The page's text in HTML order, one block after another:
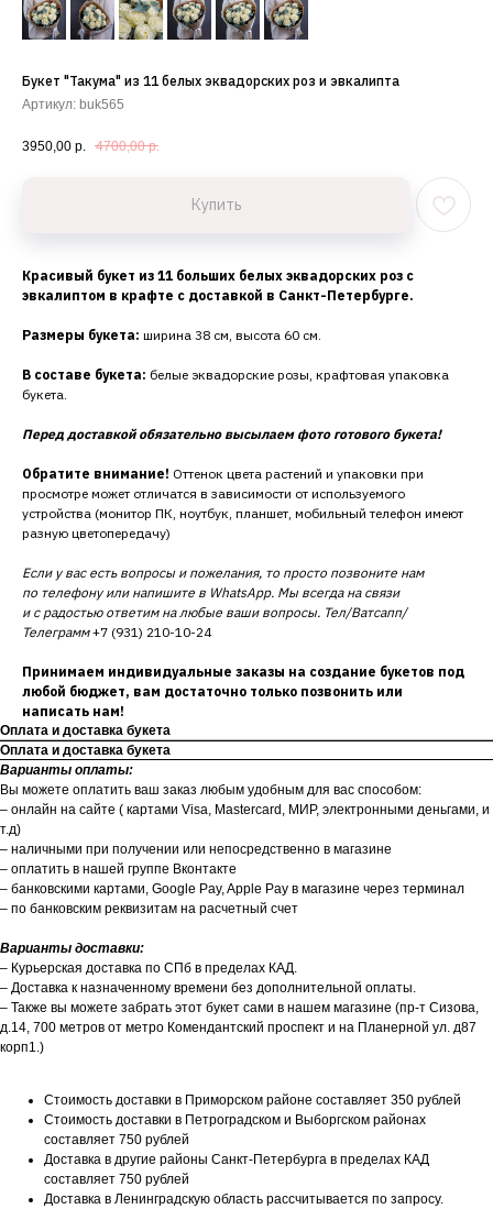
Букет "Такума" из 11 белых эквадорских роз и эвкалипта
Артикул: buk565
3950,00 р. 4700,00 р.
Купить
Красивый букет из 11 больших белых эквадорских роз с
эвкалиптом в крафте с доставкой в Санкт-Петербурге.
Размеры букета: ширина 38 см, высота 60 см.
В составе букета: белые эквадорские розы, крафтовая упаковка
букета.
Перед доставкой обязательно высылаем фото готового букета!
Обратите внимание! Оттенок цвета растений и упаковки при
просмотре может отличатся в зависимости от используемого
устройства (монитор ПК, ноутбук, планшет, мобильный телефон имеют
разную цветопередачу)
Если у вас есть вопросы и пожелания, то просто позвоните нам
по телефону или напишите в WhatsApp. Мы всегда на связи
и с радостью ответим на любые ваши вопросы. Тел/Ватсапп/
Телеграмм+7 (931) 210-10-24
Принимаем индивидуальные заказы на создание букетов под
любой бюджет, вам достаточно только позвонить или
написать нам!
Оплата и доставка букета
Оплата и доставка букета
Варианты оплаты:
Вы можете оплатить ваш заказ любым удобным для вас способом:
– онлайн на сайте ( картами Visa, Mastercard, МИР, электронными деньгами, и
т.д)
– наличными при получении или непосредственно в магазине
– оплатить в нашей группе Вконтакте
– банковскими картами, Google Pay, Apple Pay в магазине через терминал
– по банковским реквизитам на расчетный счет
Варианты доставки:
– Курьерская доставка по СПб в пределах КАД.
– Доставка к назначенному времени без дополнительной оплаты.
– Также вы можете забрать этот букет сами в нашем магазине (пр-т Сизова,
д.14, 700 метров от метро Комендантский проспект и на Планерной ул. д87
корп1.)
Стоимость доставки в Приморском районе составляет 350 рублей
Стоимость доставки в Петроградском и Выборгском районах
составляет 750 рублей
Доставка в другие районы Санкт-Петербурга в пределах КАД
составляет 750 рублей
Доставка в Ленинградскую область рассчитывается по запросу.